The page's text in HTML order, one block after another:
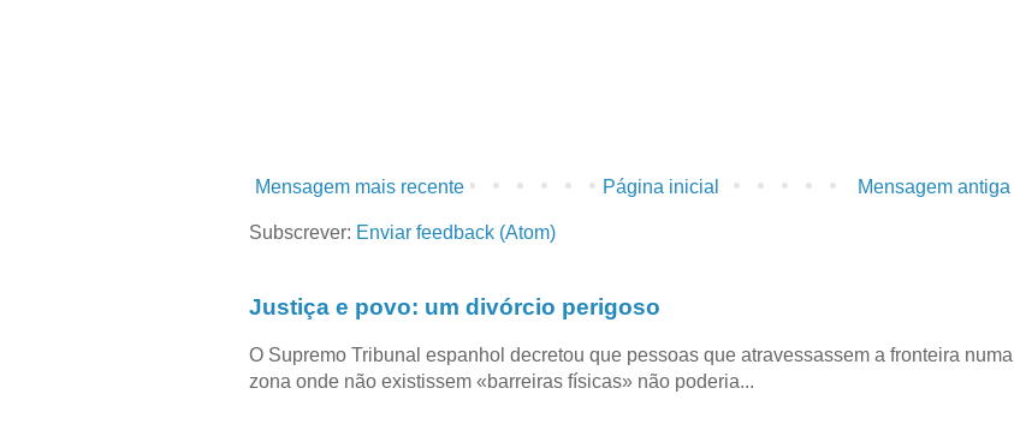
Mensagem mais recente Mensagem antiga
Página inicial
Subscrever: Enviar feedback (Atom)
Justiça e povo: um divórcio perigoso
O Supremo Tribunal espanhol decretou que pessoas que atravessassem a fronteira numa
zona onde não existissem «barreiras físicas» não poderia...